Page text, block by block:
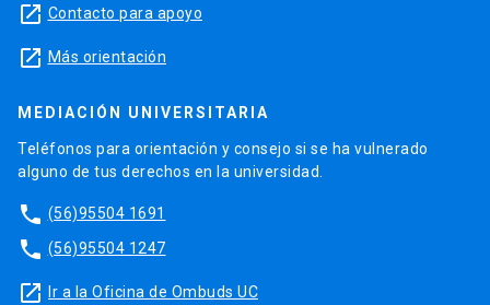
launch Contacto para apoyo
launch Más orientación
MEDIACIÓN UNIVERSITARIA
Teléfonos para orientación y consejo si se ha vulnerado
alguno de tus derechos en la universidad.
phone (56)95504 1691
phone (56)95504 1247
launch Ir a la Oficina de Ombuds UC